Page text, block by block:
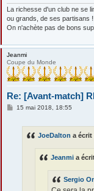
La richesse d'un club ne se
ou grands, de ses partisans
On n'achète pas de bons
Jeanmi
Coupe du Monde
Re: [Avant-match]
M
15 mai 2018, 18:55
JoeDalton a écrit
Jeanmi a
Sergio